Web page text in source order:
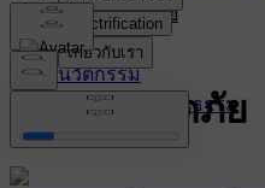
ความปลอดภัย
ความยั่งยืน
นวัตกรรม
องค์กรและวัฒนธรรม
ความปลอดภัย